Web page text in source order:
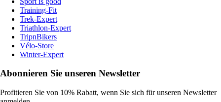
Training-Fit
Trek-Expert
Triathlon-Expert
TripnBikers
Vélo-Store
Winter-Expert
Abonnieren Sie unseren Newsletter
Profitieren Sie von 10% Rabatt, wenn Sie sich für unseren Newsletter